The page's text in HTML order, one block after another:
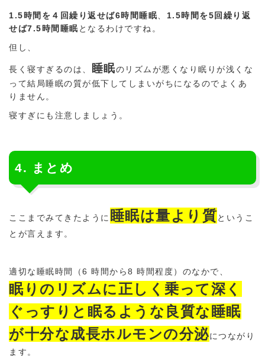
1.5時間を４回繰り返せば6時間睡眠
1.5時間を5回繰り返
せば7.5時間睡眠 となるわけですね。
但し、
長く寝すぎるのは、 睡眠のリズムが悪くなり眠りが浅くな
って結局睡眠の質が低下してしまいがちになるのでよくあ
りません。
寝すぎにも注意しましょう。
4. まとめ
ここまでみてきたように 睡眠は量より質というこ
とが言えます。
適切な睡眠時間（6 時間から8 時間程度）のなかで、
眠りのリズムに正しく乗って深く
ぐっすりと眠るような良質な睡眠
が十分な成長ホルモンの分泌につながり
ます。